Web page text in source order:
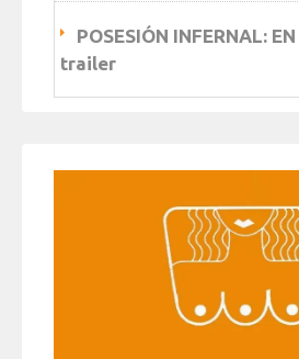
POSESIÓN INFERNAL:
trailer